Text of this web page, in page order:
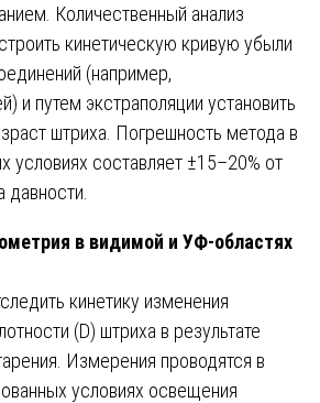
Количественный анализ
кинетическую кривую убыли
(например,
и путем экстраполяции установить
штриха. Погрешность метода в
условиях составляет ±15–20% от
в видимой и УФ-областях
кинетику изменения
(D) штриха в результате
Измерения проводятся в
условиях освещения